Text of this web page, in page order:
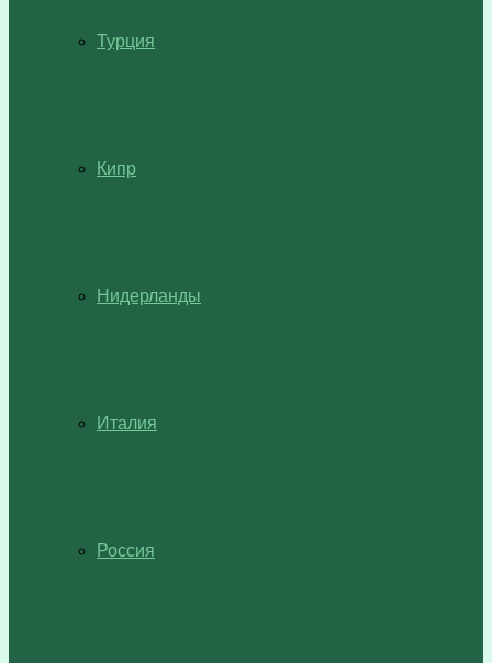
Турция
Кипр
Нидерланды
Италия
Россия